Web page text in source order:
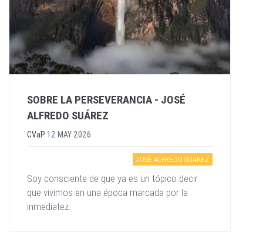
SOBRE LA PERSEVERANCIA - JOSÉ
ALFREDO SUÁREZ
CVaP 12 MAY 2026
JOSÉ ALFREDO SUÁREZ
Soy consciente de que ya es un tópico decir
que vivimos en una época marcada por la
inmediatez.